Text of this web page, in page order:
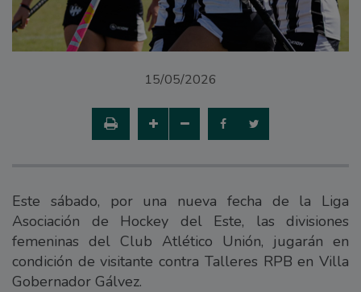
15/05/2026
Este sábado, por una nueva fecha de la Liga
Asociación de Hockey del Este, las divisiones
femeninas del Club Atlético Unión, jugarán en
condición de visitante contra Talleres RPB en Villa
Gobernador Gálvez.